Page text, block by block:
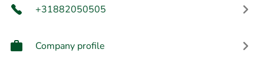
+31882050505
Company profile